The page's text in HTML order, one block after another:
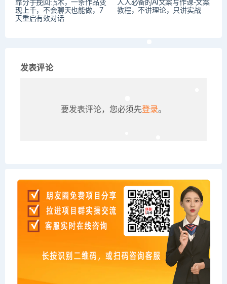
靠分手挽回话术，一条作品变
现上千，不会聊天也能做，7
天重启有效对话
人人必备的AI文案写作课-文案
教程，不讲理论，只讲实战
发表评论
要发表评论，您必须先登录。